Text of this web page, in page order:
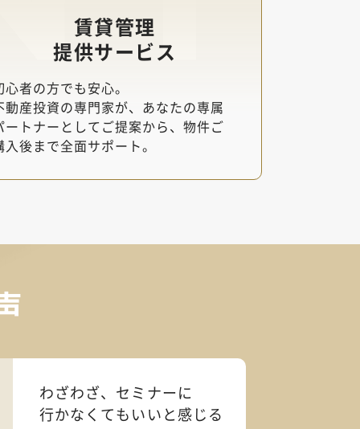
賃貸管理
提供サービス
心者の方でも安心。
動産投資の専門家が、あなたの専属
ートナーとしてご提案から、物件ご
入後まで全面サポート。
わざわざ、セミナーに
行かなくてもいいと感じる